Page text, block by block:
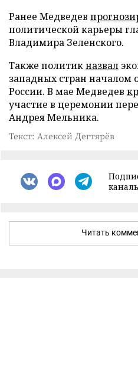
Ранее Медведев
политической карьеры
Владимира Зеленского.
Также политикназвал
западных стран началом
России. В мае Медведев
участие в церемонии
Андрея Мельника.
Текст: Алексей Дегтярёв
Читать